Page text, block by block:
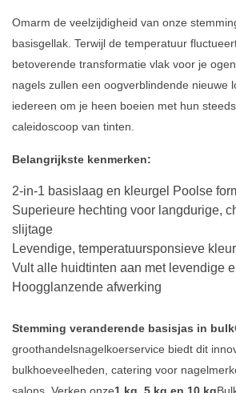
Omarm de veelzijdigheid van onze
basisgellak. Terwijl de temperatuur
betoverende transformatie vlak voor je
nagels zullen een oogverblindende nieuwe
iedereen om je heen boeien met hun
caleidoscoop van tinten.
Belangrijkste kenmerken:
2-in-1 basislaag en kleurgel Poolse
Superieure hechting voor langdurige,
slijtage
Levendige, temperatuursponsieve
Vult alle huidtinten aan met levendige
Hoogglanzende afwerking
Stemming veranderende basisjas in bulk
groothandelsnagelkoerservice biedt dit
bulkhoeveelheden, catering voor